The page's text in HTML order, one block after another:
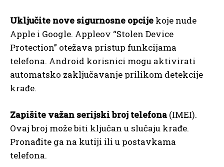
Uključite nove sigurnosne opcije koje nude
Apple i Google. Appleov “Stolen Device
Protection” otežava pristup funkcijama
telefona. Android korisnici mogu aktivirati
automatsko zaključavanje prilikom detekcije
krađe.
Zapišite važan serijski broj telefona(IMEI).
Ovaj broj može biti ključan u slučaju krađe.
Pronađite ga na kutiji ili u postavkama
telefona.